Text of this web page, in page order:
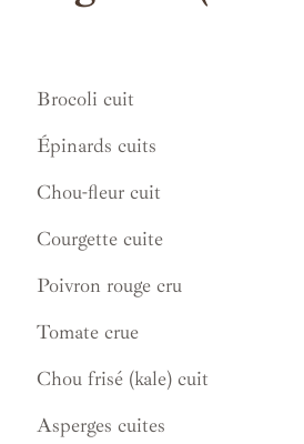
Brocoli cuit
Épinards cuits
Chou-fleur cuit
Courgette cuite
Poivron rouge cru
Tomate crue
Chou frisé (kale) cuit
Asperges cuites